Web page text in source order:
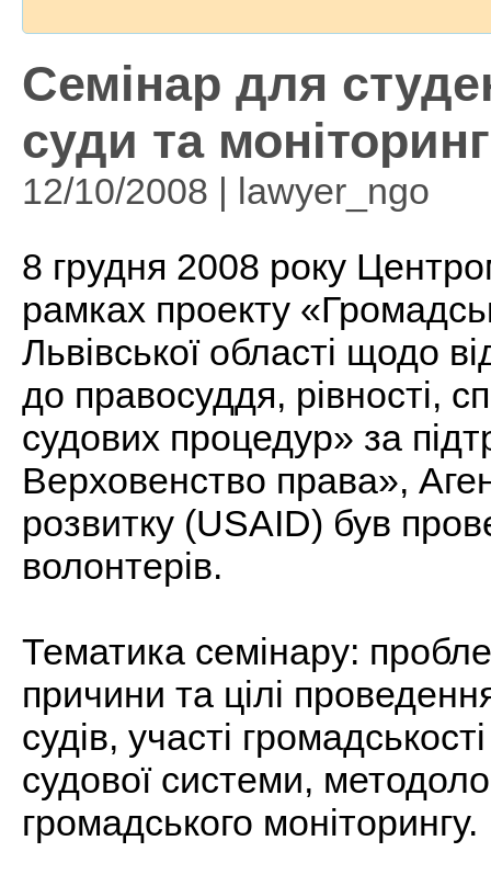
Семінар для
cуди та
12/10/2008 | lawyer_ngo
8 грудня 2008 року
рамках проекту
Львівської області щодо
до правосуддя, рівності,
судових процедур» за
Верховенство права»,
розвитку (USAID) був
волонтерів.
Тематика семінару:
причини та цілі
судів, участі
судової системи,
громадського моніторингу.